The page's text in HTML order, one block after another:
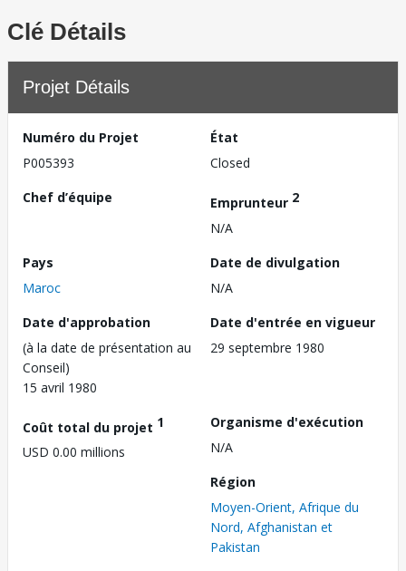
Clé Détails
Projet Détails
Numéro du Projet
P005393
État
Closed
Chef d’équipe
Emprunteur 2
N/A
Pays
Maroc
Date de divulgation
N/A
Date d'approbation
(à la date de présentation au
Conseil)
15 avril 1980
Date d'entrée en vigueur
29 septembre 1980
Coût total du projet 1
USD 0.00 millions
Organisme d'exécution
N/A
Région
Moyen-Orient, Afrique du
Nord, Afghanistan et
Pakistan